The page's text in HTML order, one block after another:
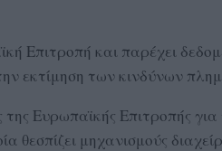
Επιτροπή και παρέχει
εκτίμηση των κινδύνων
Ευρωπαϊκής Επιτροπής για
θεσπίζει μηχανισμούς